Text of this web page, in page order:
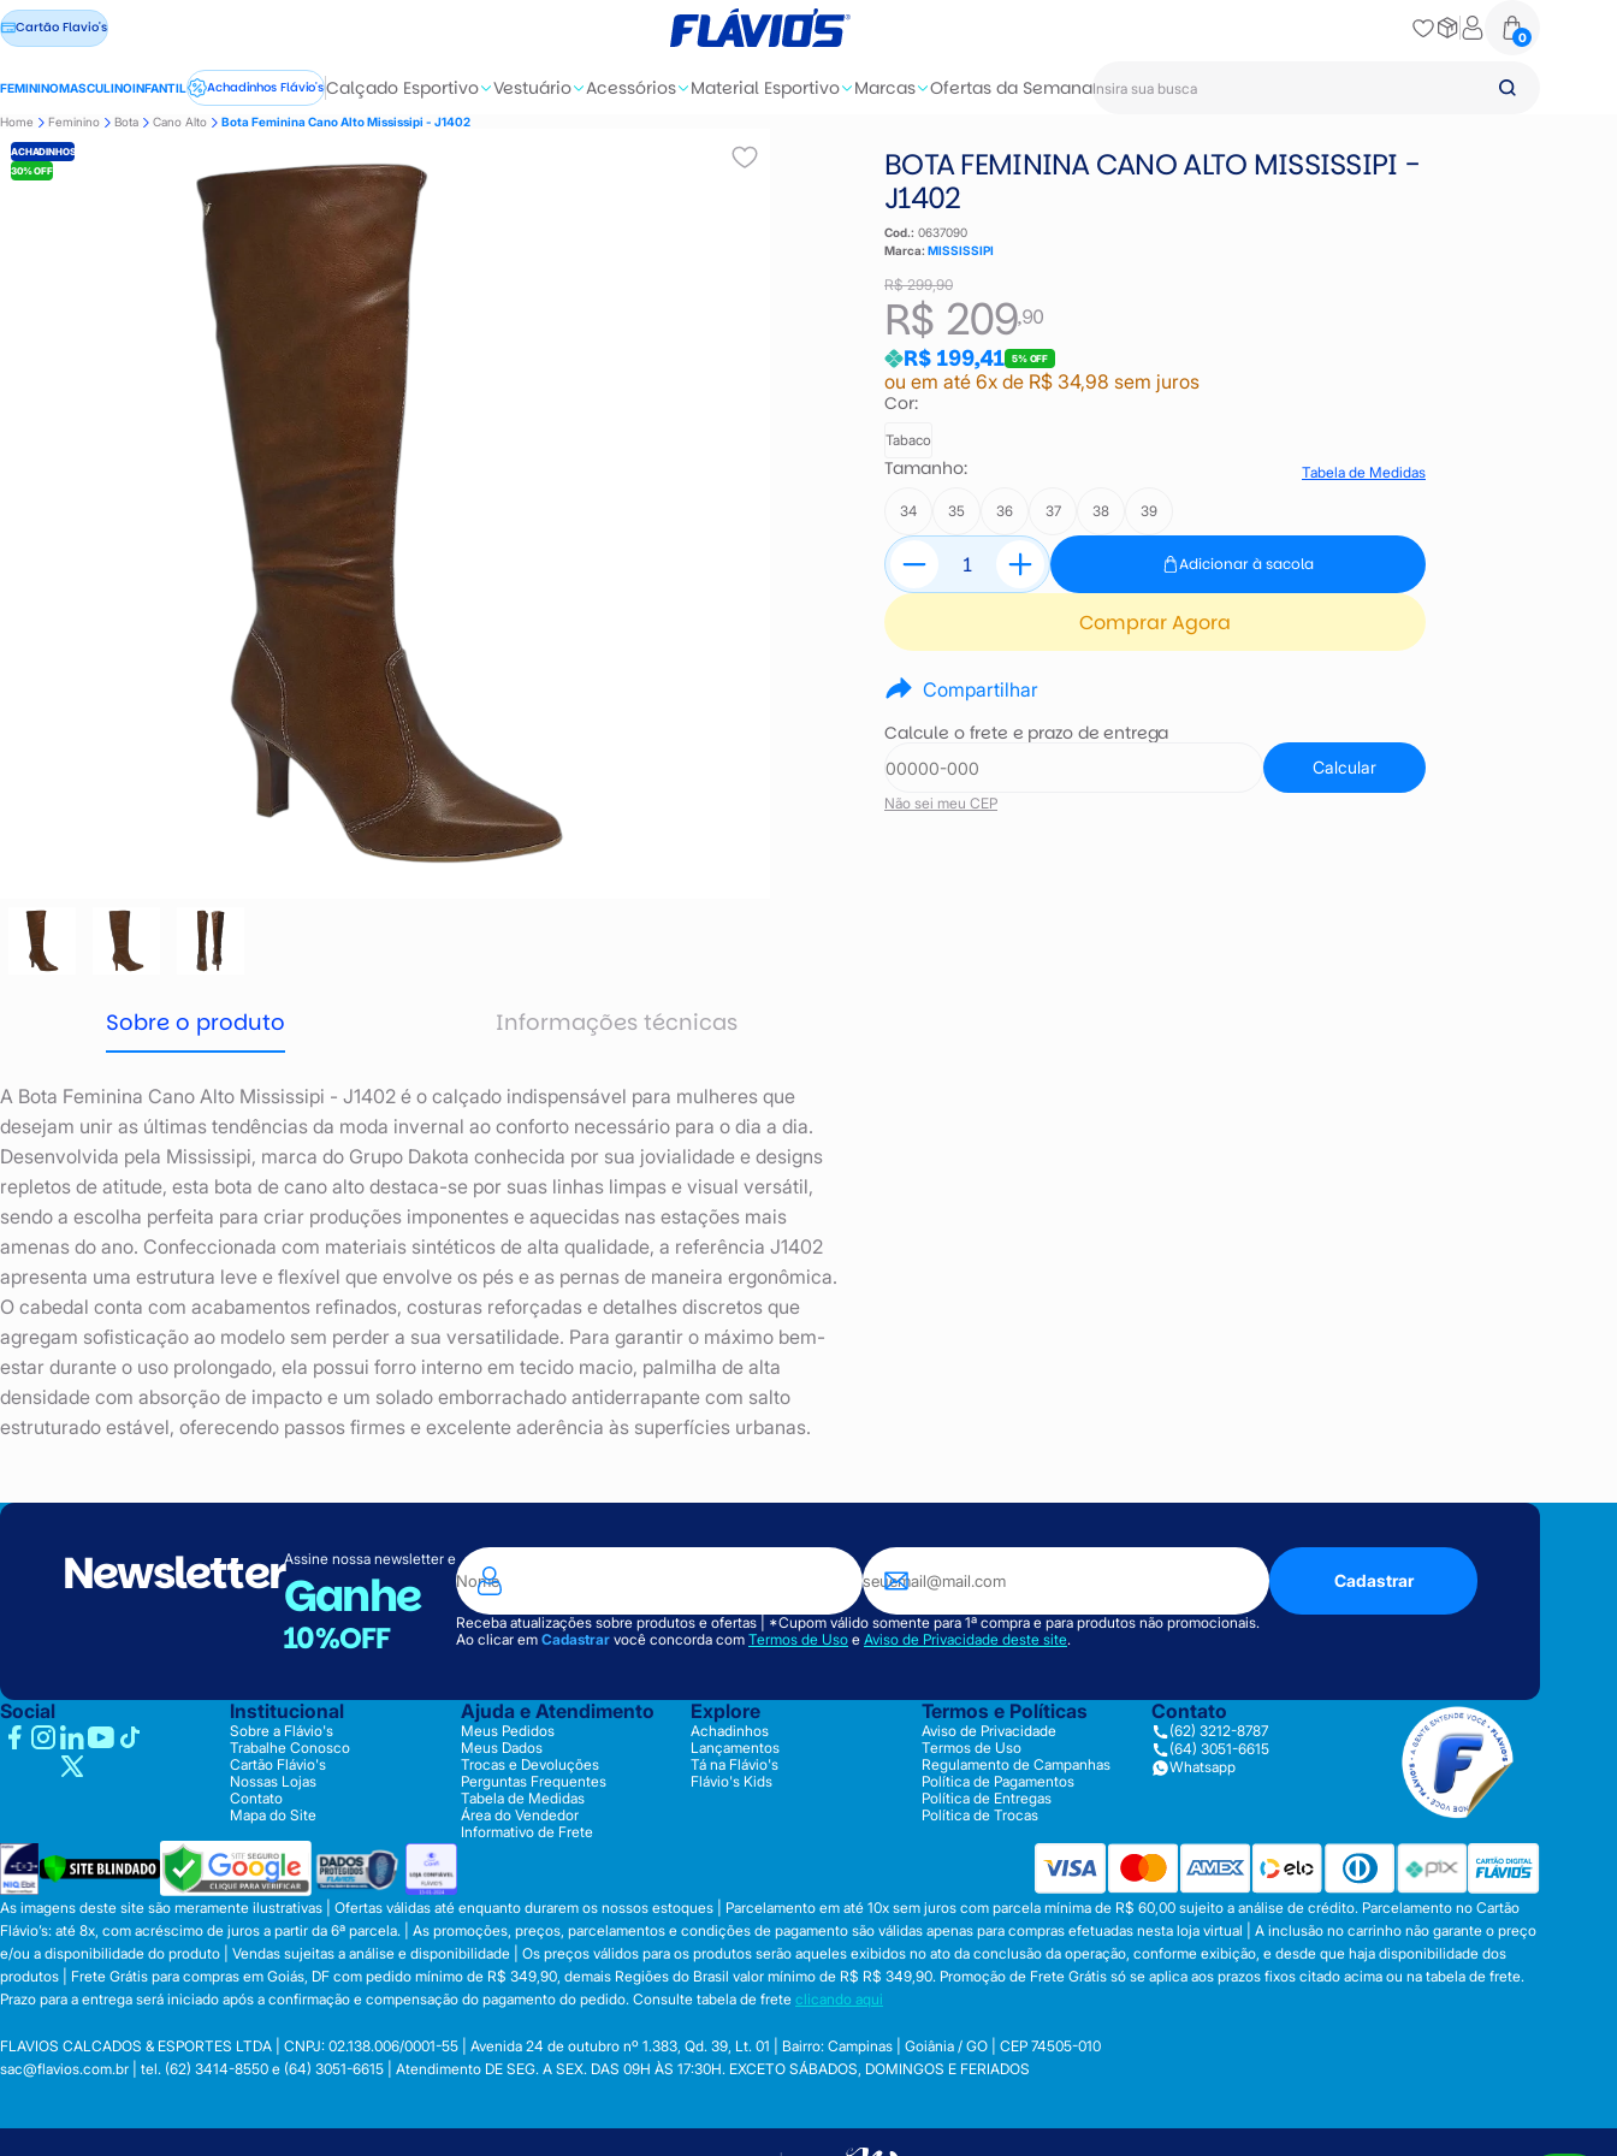
Cartão Flavio's
0
FEMININOMASCULINOINFANTIL Achadinhos Flávio'sCalçado Esportivo Vestuário Acessórios Material Esportivo Marcas Ofertas da Semana
Home Feminino Bota Cano Alto Bota Feminina Cano Alto Mississipi - J1402
30% OFF
ACHADINHOS
BOTA FEMININA CANO ALTO MISSISSIPI -
J1402
Cod.: 0637090
Marca: MISSISSIPI
R$ 299,90
R$ 209,90
R$ 199,41 5% OFF
ou em até 6x de R$ 34,98 sem juros
Cor:
Tabaco
Tamanho: Tabela de Medidas
34 35 36 37 38 39
Adicionar à sacola
Comprar Agora
Compartilhar
Calcule o frete e prazo de entrega
Calcular
Não sei meu CEP
Sobre o produto Informações técnicas
A Bota Feminina Cano Alto Mississipi - J1402 é o calçado indispensável para mulheres que
desejam unir as últimas tendências da moda invernal ao conforto necessário para o dia a dia.
Desenvolvida pela Mississipi, marca do Grupo Dakota conhecida por sua jovialidade e designs
repletos de atitude, esta bota de cano alto destaca-se por suas linhas limpas e visual versátil,
sendo a escolha perfeita para criar produções imponentes e aquecidas nas estações mais
amenas do ano. Confeccionada com materiais sintéticos de alta qualidade, a referência J1402
apresenta uma estrutura leve e flexível que envolve os pés e as pernas de maneira ergonômica.
O cabedal conta com acabamentos refinados, costuras reforçadas e detalhes discretos que
agregam sofisticação ao modelo sem perder a sua versatilidade. Para garantir o máximo bem-
estar durante o uso prolongado, ela possui forro interno em tecido macio, palmilha de alta
densidade com absorção de impacto e um solado emborrachado antiderrapante com salto
estruturado estável, oferecendo passos firmes e excelente aderência às superfícies urbanas.
NewsletterAssine nossa newsletter e
Ganhe
10%OFF
Cadastrar
Receba atualizações sobre produtos e ofertas | *Cupom válido somente para 1ª compra e para produtos não promocionais.
Ao clicar em Cadastrar você concorda com Termos de Uso e Aviso de Privacidade deste site.
Social Institucional
Sobre a Flávio's
Trabalhe Conosco
Cartão Flávio's
Nossas Lojas
Contato
Mapa do Site
Ajuda e Atendimento
Meus Pedidos
Meus Dados
Trocas e Devoluções
Perguntas Frequentes
Tabela de Medidas
Área do Vendedor
Informativo de Frete
Explore
Achadinhos
Lançamentos
Tá na Flávio's
Flávio's Kids
Termos e Políticas
Aviso de Privacidade
Termos de Uso
Regulamento de Campanhas
Política de Pagamentos
Política de Entregas
Política de Trocas
Contato
(62) 3212-8787
(64) 3051-6615
Whatsapp
As imagens deste site são meramente ilustrativas | Ofertas válidas até enquanto durarem os nossos estoques | Parcelamento em até 10x sem juros com parcela mínima de R$ 60,00 sujeito a análise de crédito. Parcelamento no Cartão
Flávio’s: até 8x, com acréscimo de juros a partir da 6ª parcela. | As promoções, preços, parcelamentos e condições de pagamento são válidas apenas para compras efetuadas nesta loja virtual | A inclusão no carrinho não garante o preço
e/ou a disponibilidade do produto | Vendas sujeitas a análise e disponibilidade | Os preços válidos para os produtos serão aqueles exibidos no ato da conclusão da operação, conforme exibição, e desde que haja disponibilidade dos
produtos | Frete Grátis para compras em Goiás, DF com pedido mínimo de R$ 349,90, demais Regiões do Brasil valor mínimo de R$ R$ 349,90. Promoção de Frete Grátis só se aplica aos prazos fixos citado acima ou na tabela de frete.
Prazo para a entrega será iniciado após a confirmação e compensação do pagamento do pedido. Consulte tabela de frete clicando aqui
FLAVIOS CALCADOS & ESPORTES LTDA | CNPJ: 02.138.006/0001-55 | Avenida 24 de outubro nº 1.383, Qd. 39, Lt. 01 | Bairro: Campinas | Goiânia / GO | CEP 74505-010
sac@flavios.com.br | tel. (62) 3414-8550 e (64) 3051-6615 | Atendimento DE SEG. A SEX. DAS 09H ÀS 17:30H. EXCETO SÁBADOS, DOMINGOS E FERIADOS